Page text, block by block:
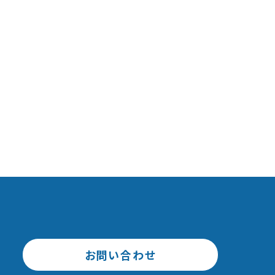
お問い合わせ